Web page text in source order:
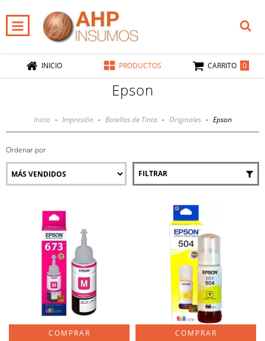
INICIO PRODUCTOS CARRITO 0
Epson
Inicio - Impresión - Botellas de Tinta - Originales - Epson
Ordenar por
FILTRAR